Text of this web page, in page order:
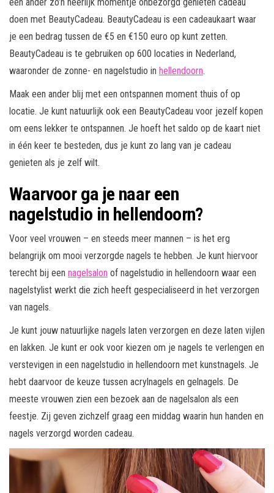
een ander zo’n heerlijk momentje onbezorgd genieten cadeau
doen met BeautyCadeau. BeautyCadeau is een cadeaukaart waar
je een bedrag tussen de €5 en €150 euro op kunt zetten.
BeautyCadeau is te gebruiken op 600 locaties in Nederland,
waaronder de zonne- en nagelstudio in hellendoorn.
Maak een ander blij met een ontspannen moment thuis of op
locatie. Je kunt natuurlijk ook een BeautyCadeau voor jezelf kopen
om eens lekker te ontspannen. Je hoeft het saldo op de kaart niet
in één keer te besteden, dus je kunt zo lang van je cadeau
genieten als je zelf wilt.
Waarvoor ga je naar een
nagelstudio in hellendoorn?
Voor veel vrouwen – en steeds meer mannen – is het erg
belangrijk om mooi verzorgde nagels te hebben. Je kunt hiervoor
terecht bij een nagelsalon of nagelstudio in hellendoorn waar een
nagelstylist werkt die zich heeft gespecialiseerd in het verzorgen
van nagels.
Je kunt jouw natuurlijke nagels laten verzorgen en deze laten vijlen
en lakken. Je kunt er ook voor kiezen om je nagels te verlengen en
verstevigen in een nagelstudio in hellendoorn met kunstnagels. Je
hebt daarvoor de keuze tussen acrylnagels en gelnagels. De
meeste vrouwen zien een bezoek aan de nagelsalon als een
feestje. Zij geven zichzelf graag een middag waarin hun handen en
nagels verzorgd worden cadeau.